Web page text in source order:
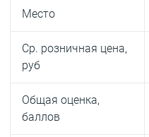
Место
Ср. розничная цена,
руб
Общая оценка,
баллов